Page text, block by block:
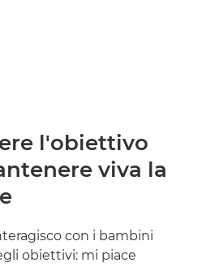
l'obiettivo
viva la
con i bambini
obiettivi: mi piace